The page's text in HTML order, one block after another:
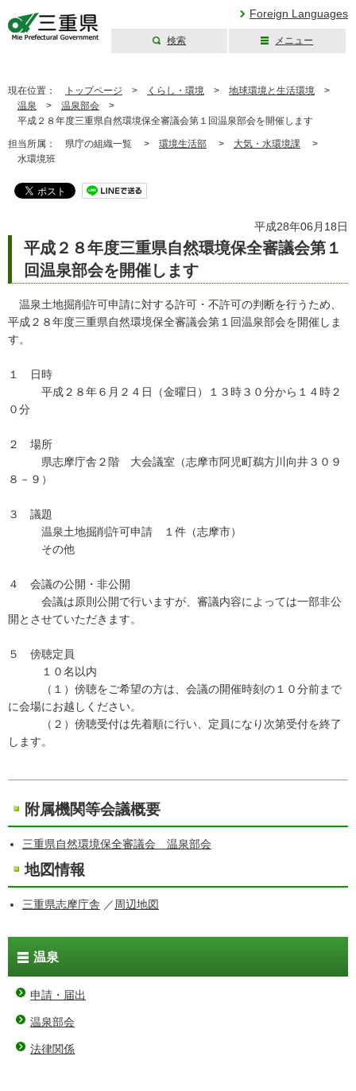
Foreign Languages
検索 メニュー
現在位置： トップページ > くらし・環境 > 地球環境と生活環境 >
温泉 > 温泉部会 >
平成２８年度三重県自然環境保全審議会第１回温泉部会を開催します
担当所属： 県庁の組織一覧 > 環境生活部 > 大気・水環境課 >
水環境班
平成28年06月18日
平成２８年度三重県自然環境保全審議会第１
回温泉部会を開催します
温泉土地掘削許可申請に対する許可・不許可の判断を行うため、
平成２８年度三重県自然環境保全審議会第１回温泉部会を開催しま
す。
１ 日時
平成２８年６月２４日（金曜日）１３時３０分から１４時２
０分
２ 場所
県志摩庁舎２階 大会議室（志摩市阿児町鵜方川向井３０９
８－９）
３ 議題
温泉土地掘削許可申請 １件（志摩市）
その他
４ 会議の公開・非公開
会議は原則公開で行いますが、審議内容によっては一部非公
開とさせていただきます。
５ 傍聴定員
１０名以内
（１）傍聴をご希望の方は、会議の開催時刻の１０分前まで
に会場にお越しください。
（２）傍聴受付は先着順に行い、定員になり次第受付を終了
します。
附属機関等会議概要
三重県自然環境保全審議会 温泉部会
地図情報
三重県志摩庁舎 ／ 周辺地図
温泉
申請・届出
温泉部会
法律関係